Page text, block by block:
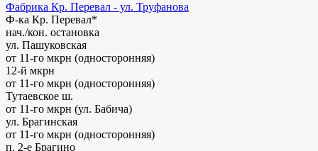
Фабрика Кр. Перевал - ул. Труфанова
Ф-ка Кр. Перевал*
нач./кон. остановка
ул. Пашуковская
от 11-го мкрн (односторонняя)
12-й мкрн
от 11-го мкрн (односторонняя)
Тутаевское ш.
от 11-го мкрн (ул. Бабича)
ул. Брагинская
от 11-го мкрн (односторонняя)
п. 2-е Брагино